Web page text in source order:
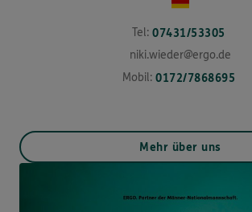
Tel: 07431/53305
niki.wieder@ergo.de
Mobil: 0172/7868695
Mehr über uns